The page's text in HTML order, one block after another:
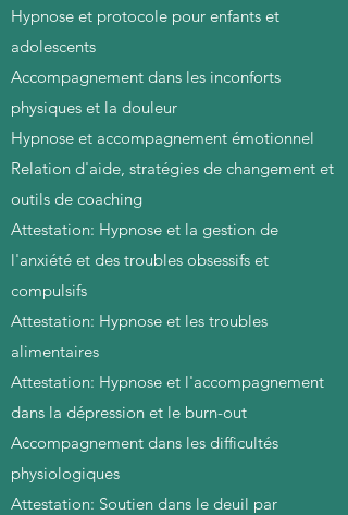
Hypnose et protocole pour enfants et
adolescents
Accompagnement dans les inconforts
physiques et la douleur
Hypnose et accompagnement émotionnel
Relation d'aide, stratégies de changement et
outils de coaching
Attestation: Hypnose et la gestion de
l'anxiété et des troubles obsessifs et
compulsifs
Attestation: Hypnose et les troubles
alimentaires
Attestation: Hypnose et l'accompagnement
dans la dépression et le burn-out
Accompagnement dans les difficultés
physiologiques
Attestation: Soutien dans le deuil par